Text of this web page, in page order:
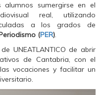
sumergirse en el
real, utilizando
a los grados de
(PER).
UNEATLANTICO de abrir
de Cantabria, con el
vocaciones y facilitar un